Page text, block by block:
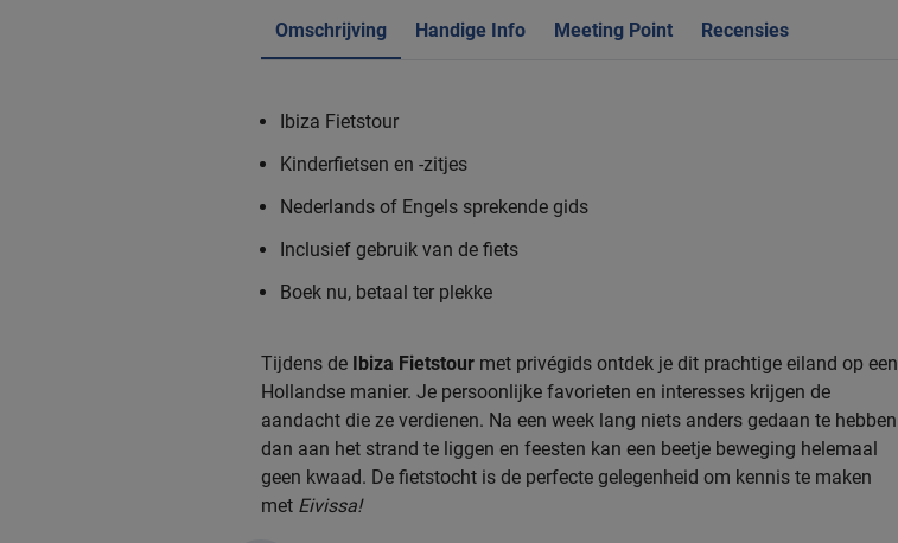
Omschrijving Handige Info Meeting Point Recensies
Ibiza Fietstour
Kinderfietsen en -zitjes
Nederlands of Engels sprekende gids
Inclusief gebruik van de fiets
Boek nu, betaal ter plekke
Tijdens de Ibiza Fietstour met privégids ontdek je dit prachtige eiland op een
Hollandse manier. Je persoonlijke favorieten en interesses krijgen de
aandacht die ze verdienen. Na een week lang niets anders gedaan te hebben
dan aan het strand te liggen en feesten kan een beetje beweging helemaal
geen kwaad. De fietstocht is de perfecte gelegenheid om kennis te maken
met Eivissa!